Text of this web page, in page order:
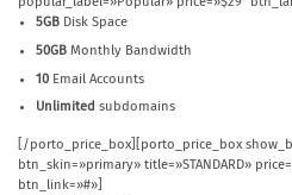
5GBDisk Space
50GBMonthly Bandwidth
10Email Accounts
Unlimited subdomains
[/porto_price_box][porto_price_box
btn_skin=»primary» title=»STANDARD»
btn_link=»#»]